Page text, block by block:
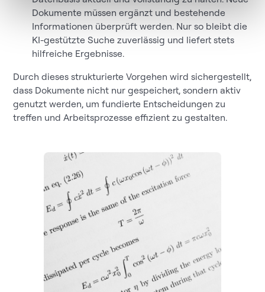
Dokumente müssen ergänzt und bestehende
Informationen überprüft werden. Nur so bleibt die
KI-gestützte Suche zuverlässig und liefert stets
hilfreiche Ergebnisse.
Durch dieses strukturierte Vorgehen wird sichergestellt,
dass Dokumente nicht nur gespeichert, sondern aktiv
genutzt werden, um fundierte Entscheidungen zu
treffen und Arbeitsprozesse effizient zu gestalten.